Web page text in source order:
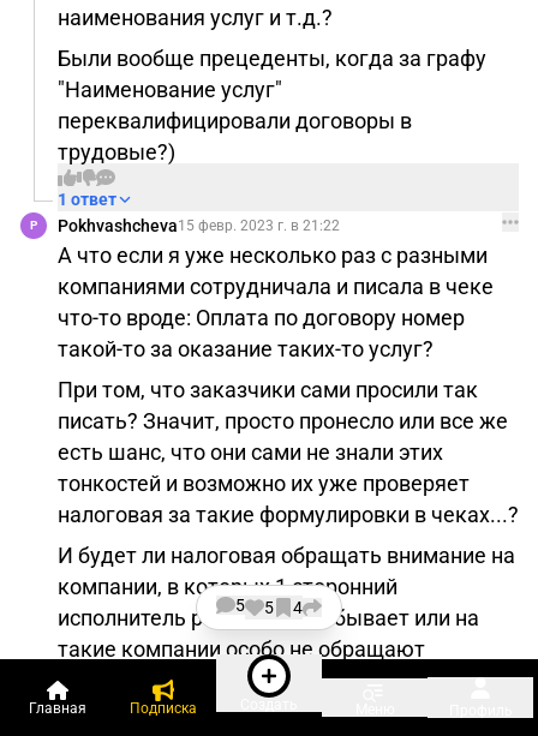
наименования услуг и т.д.?
Были вообще прецеденты, когда за графу
"Наименование услуг"
переквалифицировали договоры в
трудовые?)
1 ответ
P Pokhvashcheva15 февр. 2023 г. в 21:22
А что если я уже несколько раз с разными
компаниями сотрудничала и писала в чеке
что-то вроде: Оплата по договору номер
такой-то за оказание таких-то услуг?
При том, что заказчики сами просили так
писать? Значит, просто пронесло или все же
есть шанс, что они сами не знали этих
тонкостей и возможно их уже проверяет
налоговая за такие формулировки в чеках...?
И будет ли налоговая обращать внимание на
компании, в которых 1 сторонний
исполнитель раз в полгода бывает или на
такие компании особо не обращают
внимание?
1
5 5 4
Главная Подписка